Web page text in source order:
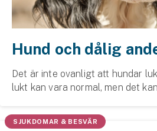
Hund och dålig
Det är inte ovanligt att hundar
lukt kan vara normal, men det
SJUKDOMAR & BESVÄR